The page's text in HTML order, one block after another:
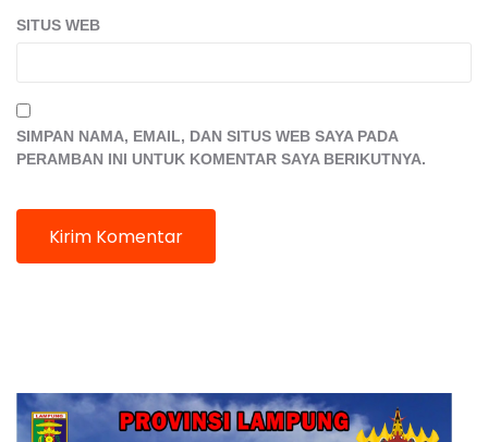
SITUS WEB
SIMPAN NAMA, EMAIL, DAN SITUS WEB SAYA PADA
PERAMBAN INI UNTUK KOMENTAR SAYA BERIKUTNYA.